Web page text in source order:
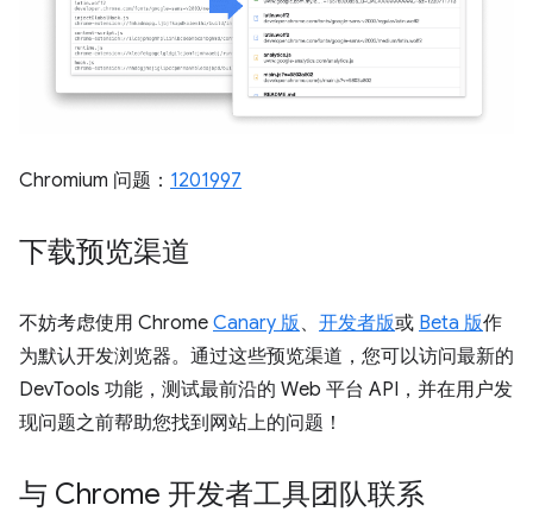
Chromium 问题： 1201997
下载预览渠道
不妨考虑使用 Chrome Canary 版 、 开发者版或 Beta 版作
为默认开发浏览器。通过这些预览渠道，您可以访问最新的
DevTools 功能，测试最前沿的 Web 平台 API，并在用户发
现问题之前帮助您找到网站上的问题！
与 Chrome 开发者工具团队联系